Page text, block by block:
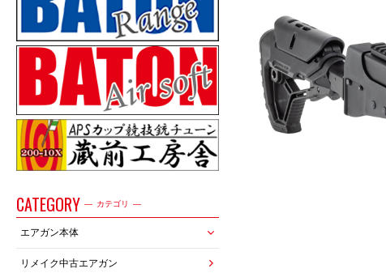
CATEGORY カテゴリ
エアガン本体
リメイク中古エアガン